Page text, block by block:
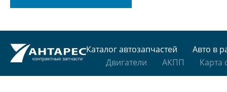
Каталог автозапчастей
Авто в
Двигатели
АКПП Карта